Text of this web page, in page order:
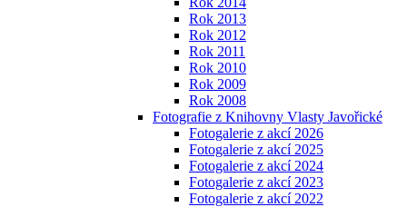
Rok 2013
Rok 2012
Rok 2011
Rok 2010
Rok 2009
Rok 2008
Fotografie z Knihovny Vlasty Javořické
Fotogalerie z akcí 2026
Fotogalerie z akcí 2025
Fotogalerie z akcí 2024
Fotogalerie z akcí 2023
Fotogalerie z akcí 2022